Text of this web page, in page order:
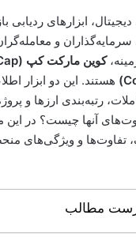
دیجیتال، ابزارهای ردیابی
و
کوین مارکت کپ (CoinMarketCap)
هستند. این دو ابزار
رتبه‌بندی ارزها و
آنها چیست؟ در این
تفاوت‌ها و ویژگی‌های
مطالب